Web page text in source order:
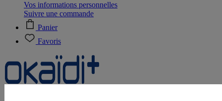
Vos informations personnelles
Suivre une commande
Panier
Favoris